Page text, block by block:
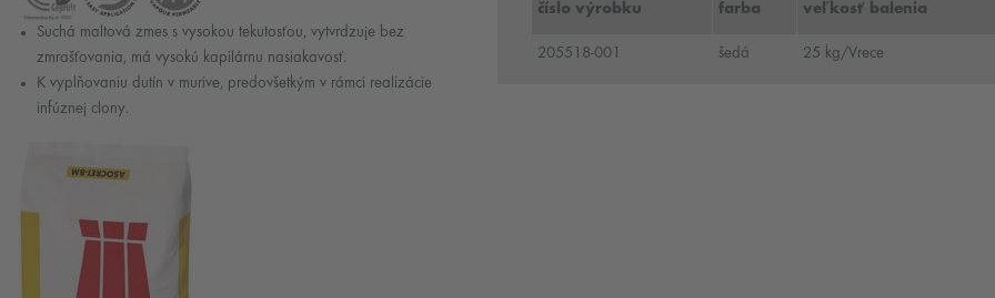
Suchá maltová zmes s vysokou tekutosťou, vytvrdzuje bez
zmrašťovania, má vysokú kapilárnu nasiakavosť.
K vyplňovaniu dutín v murive, predovšetkým v rámci realizácie
infúznej clony.
číslo výrobku farba veľkosť balenia
205518-001 šedá 25 kg/Vrece